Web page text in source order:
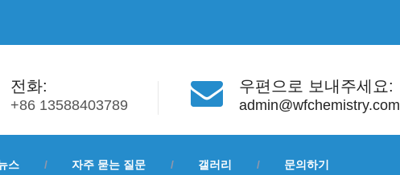
전화:
+86 13588403789
우편으로 보내주세요:
admin@wfchemistry.com
스 자주 묻는 질문 갤러리 문의하기